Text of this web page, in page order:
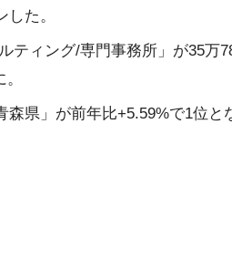
た。
ティング/専門事務所」が35万
県」が前年比+5.59%で1位と